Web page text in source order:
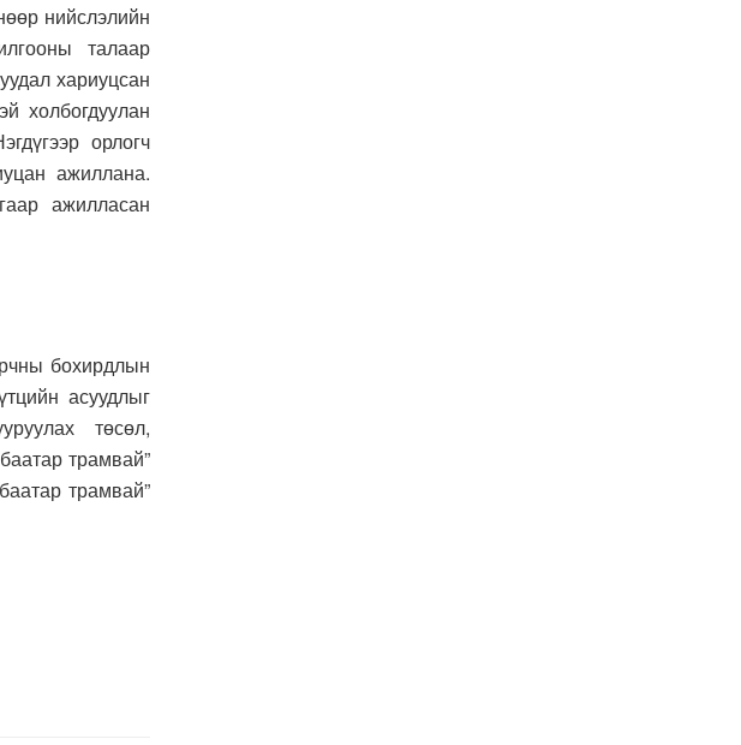
нийслэлийн
талаар
хариуцсан
холбогдуулан
орлогч
ажиллана.
ажилласан
бохирдлын
асуудлыг
төсөл,
трамвай”
трамвай”